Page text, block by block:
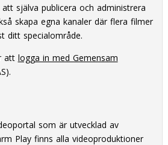
själva publicera och administrera
skapa egna kanaler där flera filmer
ditt specialområde.
att logga in med Gemensam
som är utvecklad av
Play finns alla videoproduktioner